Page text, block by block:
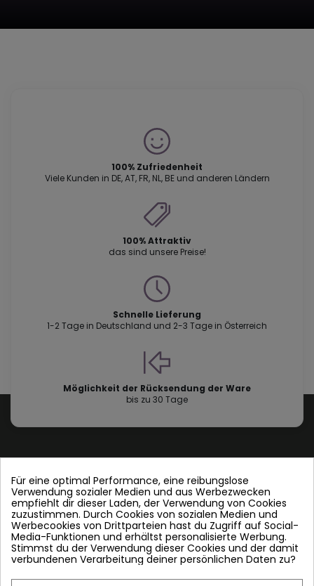
100% Zufriedenheit
Viele Kunden in DE, AT, FR, NL, BE und anderen Ländern
100% Attraktiv
das sind unsere Preise!
Schnelle Lieferung
1-2 Tage in Deutschland und 2-3 Tage in Österreich
Möglichkeit der Rücksendung der Ware
bis zu 30 Tage
Contact us
Folgen Sie uns
Für eine optimal Performance, eine reibungslose
Verwendung sozialer Medien und aus Werbezwecken
empfiehlt dir dieser Laden, der Verwendung von Cookies
zuzustimmen. Durch Cookies von sozialen Medien und
Werbecookies von Drittparteien hast du Zugriff auf Social-
Media-Funktionen und erhältst personalisierte Werbung.
Stimmst du der Verwendung dieser Cookies und der damit
verbundenen Verarbeitung deiner persönlichen Daten zu?